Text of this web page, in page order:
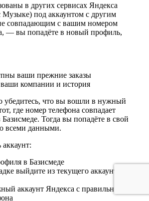
в других сервисах Яндекса
под аккаунтом с другим
совпадающим с вашим номером
— вы попадёте в новый профиль,
ваши прежние заказы
ваши компании и история
убедитесь, что вы вошли в нужный
где номер телефона совпадает
Тогда вы попадёте в свой
всеми данными.
в Базисмеде
выйдите из текущего аккаунта
аккаунт Яндекса с правильным